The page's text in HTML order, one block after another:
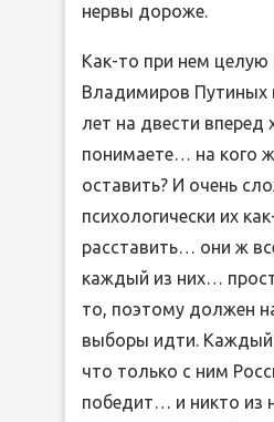
нервы дороже.
Как-то при нем целую
Владимиров Путиных
лет на двести вперед
понимаете… на кого
оставить? И очень
психологически их
расставить… они ж
каждый из них…
то, поэтому должен
выборы идти. Каждый
что только с ним
победит… и никто из